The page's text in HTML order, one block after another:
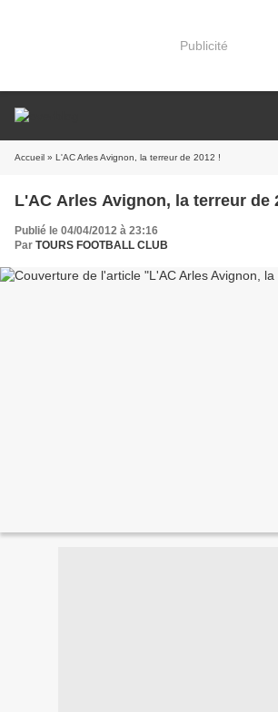
Publicité
Accueil » L'AC Arles Avignon, la terreur de 2012 !
L'AC Arles Avignon, la terreur de
Publié le 04/04/2012 à 23:16
Par TOURS FOOTBALL CLUB